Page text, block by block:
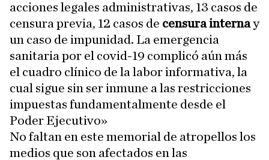
acciones legales administrativas, 13 casos de
censura previa, 12 casos de censura internay
un caso de impunidad. La emergencia
sanitaria por el covid-19 complicó aún más
el cuadro clínico de la labor informativa, la
cual sigue sin ser inmune a las restricciones
impuestas fundamentalmente desde el
Poder Ejecutivo»
No faltan en este memorial de atropellos los
medios que son afectados en las